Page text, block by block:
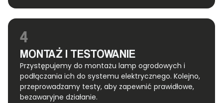
4
MONTAŻ I TESTOWANIE
Przystępujemy do montażu lamp ogrodowych i
podłączania ich do systemu elektrycznego. Kolejno,
przeprowadzamy testy, aby zapewnić prawidłowe,
bezawaryjne działanie.